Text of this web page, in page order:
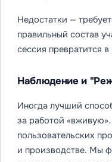
Недостатки —
правильный состав
сессия превратится
Наблюдение и
Иногда лучший
за работой
пользовательских
и производстве. Мы